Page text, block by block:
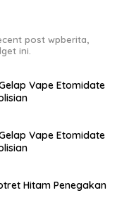
post wpberita,
ini.
Vape Etomidate
Vape Etomidate
Hitam Penegakan